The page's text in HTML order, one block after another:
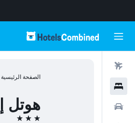
الصفحة الرئيسية
هوتل
3 نجوم